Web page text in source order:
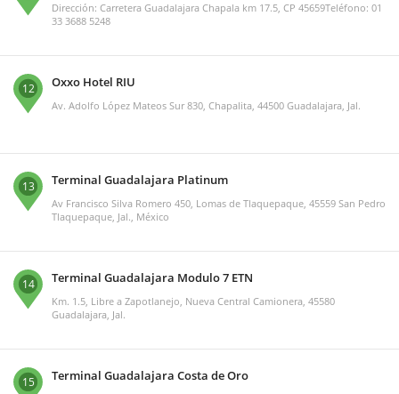
Dirección: Carretera Guadalajara Chapala km 17.5, CP 45659Teléfono: 01
33 3688 5248
12 Oxxo Hotel RIU
Av. Adolfo López Mateos Sur 830, Chapalita, 44500 Guadalajara, Jal.
13 Terminal Guadalajara Platinum
Av Francisco Silva Romero 450, Lomas de Tlaquepaque, 45559 San Pedro
Tlaquepaque, Jal., México
14 Terminal Guadalajara Modulo 7 ETN
Km. 1.5, Libre a Zapotlanejo, Nueva Central Camionera, 45580
Guadalajara, Jal.
15 Terminal Guadalajara Costa de Oro